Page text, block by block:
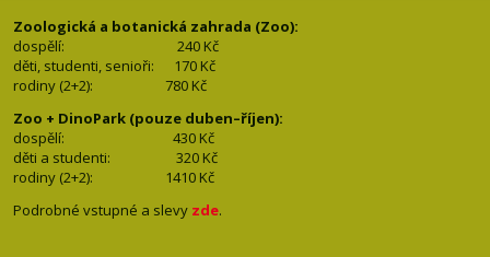
Zoologická a botanická zahrada (Zoo):
dospělí:
240 Kč
děti, studenti, senioři: 170 Kč
rodiny (2+2): 780 Kč
Zoo + DinoPark (pouze duben–říjen):
dospělí: 430 Kč
děti a studenti: 320 Kč
rodiny (2+2): 1410 Kč
Podrobné vstupné a slevy zde.